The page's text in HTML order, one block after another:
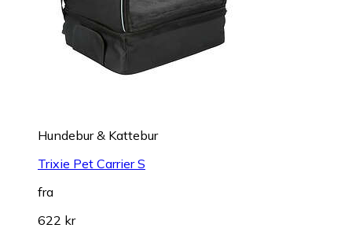
Hundebur & Kattebur
Trixie Pet Carrier S
fra
622 kr